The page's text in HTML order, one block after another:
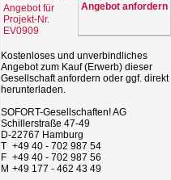
Angebot anfordern
Kostenloses und unverbindliches
Angebot zum Kauf (Erwerb) dieser
Gesellschaft anfordern oder ggf. direkt
herunterladen.
SOFORT-Gesellschaften! AG
Schillerstraße 47-49
D-22767 Hamburg
T +49 40 - 702 987 54
F +49 40 - 702 987 56
M +49 177 - 462 43 49